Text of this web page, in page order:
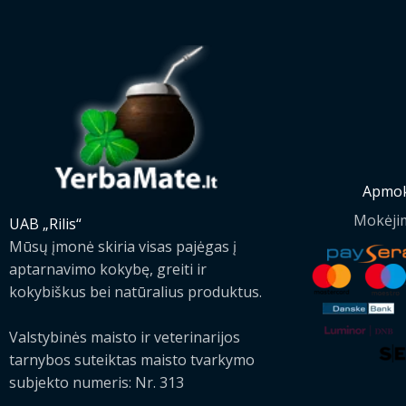
UAB „Rilis“
Mūsų įmonė skiria visas pajėgas į
aptarnavimo kokybę, greiti ir
kokybiškus bei natūralius produktus.
Valstybinės maisto ir veterinarijos
tarnybos suteiktas maisto tvarkymo
subjekto numeris: Nr. 313